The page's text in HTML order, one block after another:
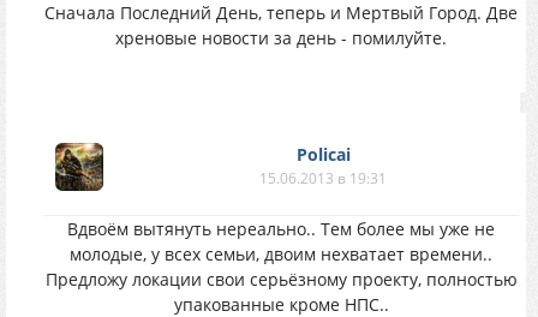
Сначала Последний День, теперь и Мертвый Город. Две
хреновые новости за день - помилуйте.
Policai
15.06.2013 в 19:31
Вдвоём вытянуть нереально.. Тем более мы уже не
молодые, у всех семьи, двоим нехватает времени..
Предложу локации свои серьёзному проекту, полностью
упакованные кроме НПС..